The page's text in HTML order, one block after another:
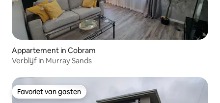
Appartement in Cobram
Verblijf in Murray Sands
Favoriet van gasten
Favoriet van gasten